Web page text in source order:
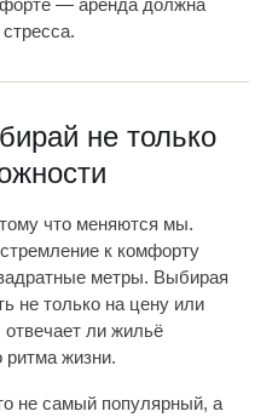
— аренда должна
не только
что меняются мы.
к комфорту
метры. Выбирая
не только на цену или
ли жильё
ритма жизни.
не самый популярный, а